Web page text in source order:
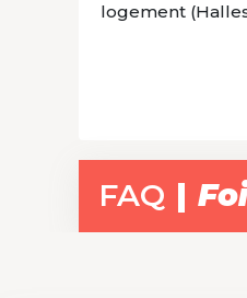
logement
FAQ